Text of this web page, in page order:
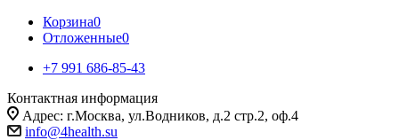
Корзина0
Отложенные0
+7 991 686-85-43
Контактная информация
Адрес: г.Москва, ул.Водников, д.2 стр.2, оф.4
info@4health.su